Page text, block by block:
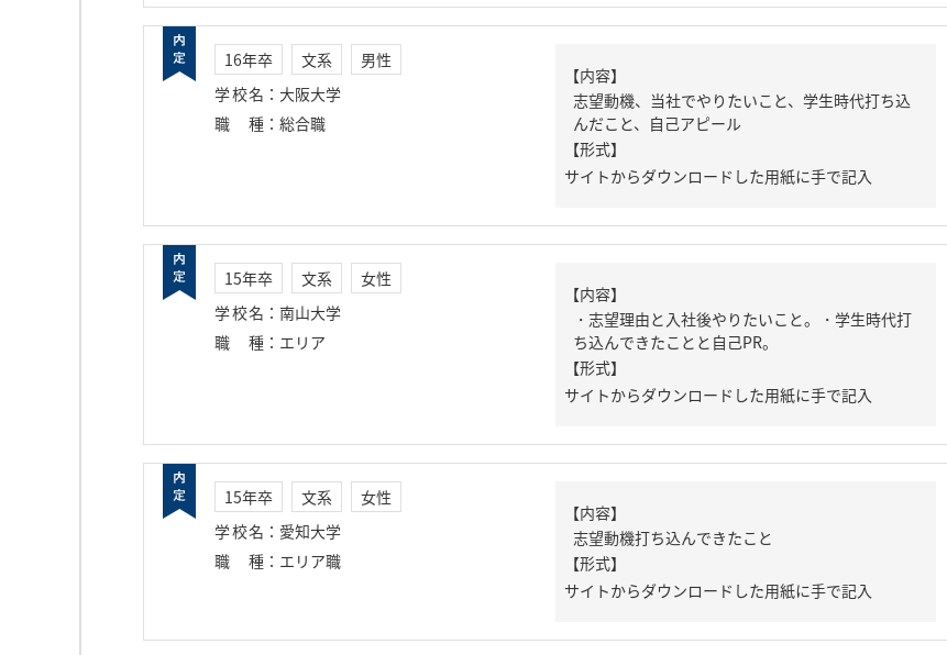
16年卒 文系
男性
学校名 ： 大阪大学
職種 ： 総合職
【内容】
志望動機、当社でやりたいこと、学生時代打ち込
んだこと、自己アピール
【形式】
サイトからダウンロードした用紙に手で記入
15年卒 文系
女性
学校名 ： 南山大学
職種 ： エリア
【内容】
・志望理由と入社後やりたいこと。・学生時代打
ち込んできたことと自己PR。
【形式】
サイトからダウンロードした用紙に手で記入
15年卒 文系
女性
学校名 ： 愛知大学
職種 ： エリア職
【内容】
志望動機打ち込んできたこと
【形式】
サイトからダウンロードした用紙に手で記入